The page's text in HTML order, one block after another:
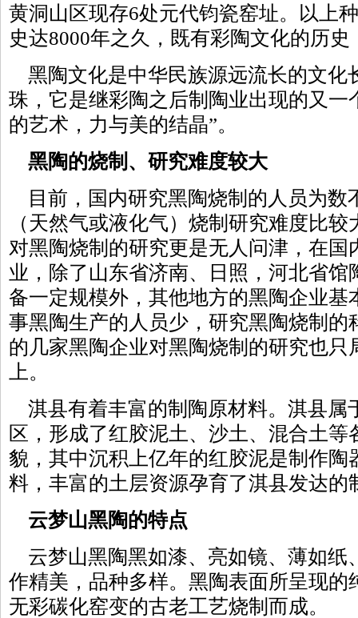
黄洞山区现存6处元代钧瓷窑址。以上
史达8000年之久，既有彩陶文化的历
黑陶文化是中华民族源远流长的文化
珠，它是继彩陶之后制陶业出现的又一
的艺术，力与美的结晶”。
黑陶的烧制、研究难度较大
目前，国内研究黑陶烧制的人员为数
（天然气或液化气）烧制研究难度比
对黑陶烧制的研究更是无人问津，在国
业，除了山东省济南、日照，河北省馆
备一定规模外，其他地方的黑陶企业基
事黑陶生产的人员少，研究黑陶烧制的
的几家黑陶企业对黑陶烧制的研究也只
上。
淇县有着丰富的制陶原材料。淇县属
区，形成了红胶泥土、沙土、混合土
貌，其中沉积上亿年的红胶泥是制作陶
料，丰富的土层资源孕育了淇县发达的
云梦山黑陶的特点
云梦山黑陶黑如漆、亮如镜、薄如纸
作精美，品种多样。黑陶表面所呈现的
无彩碳化窑变的古老工艺烧制而成。